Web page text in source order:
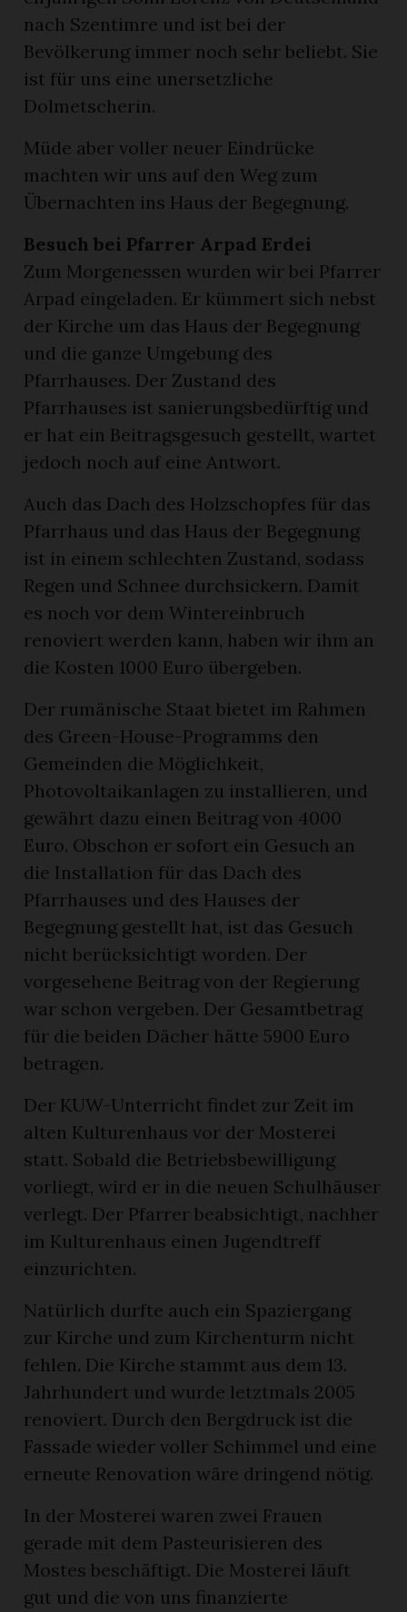
nach Szentimre und ist bei der
Bevölkerung immer noch sehr beliebt. Sie
ist für uns eine unersetzliche
Dolmetscherin.
Müde aber voller neuer Eindrücke
machten wir uns auf den Weg zum
Übernachten ins Haus der Begegnung.
Besuch bei Pfarrer Arpad Erdei
Zum Morgenessen wurden wir bei Pfarrer
Arpad eingeladen. Er kümmert sich nebst
der Kirche um das Haus der Begegnung
und die ganze Umgebung des
Pfarrhauses. Der Zustand des
Pfarrhauses ist sanierungsbedürftig und
er hat ein Beitragsgesuch gestellt, wartet
jedoch noch auf eine Antwort.
Auch das Dach des Holzschopfes für das
Pfarrhaus und das Haus der Begegnung
ist in einem schlechten Zustand, sodass
Regen und Schnee durchsickern. Damit
es noch vor dem Wintereinbruch
renoviert werden kann, haben wir ihm an
die Kosten 1000 Euro übergeben.
Der rumänische Staat bietet im Rahmen
des Green-House-Programms den
Gemeinden die Möglichkeit,
Photovoltaikanlagen zu installieren, und
gewährt dazu einen Beitrag von 4000
Euro. Obschon er sofort ein Gesuch an
die Installation für das Dach des
Pfarrhauses und des Hauses der
Begegnung gestellt hat, ist das Gesuch
nicht berücksichtigt worden. Der
vorgesehene Beitrag von der Regierung
war schon vergeben. Der Gesamtbetrag
für die beiden Dächer hätte 5900 Euro
betragen.
Der KUW-Unterricht findet zur Zeit im
alten Kulturenhaus vor der Mosterei
statt. Sobald die Betriebsbewilligung
vorliegt, wird er in die neuen Schulhäuser
verlegt. Der Pfarrer beabsichtigt, nachher
im Kulturenhaus einen Jugendtreff
einzurichten.
Natürlich durfte auch ein Spaziergang
zur Kirche und zum Kirchenturm nicht
fehlen. Die Kirche stammt aus dem 13.
Jahrhundert und wurde letztmals 2005
renoviert. Durch den Bergdruck ist die
Fassade wieder voller Schimmel und eine
erneute Renovation wäre dringend nötig.
In der Mosterei waren zwei Frauen
gerade mit dem Pasteurisieren des
Mostes beschäftigt. Die Mosterei läuft
gut und die von uns finanzierte